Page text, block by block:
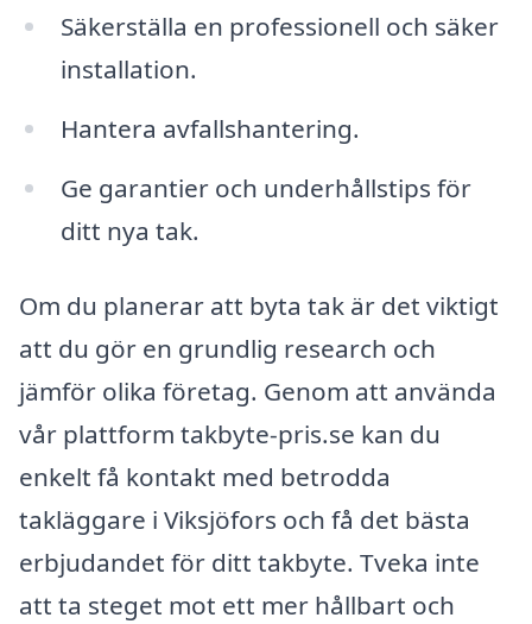
Säkerställa en professionell och säker
installation.
Hantera avfallshantering.
Ge garantier och underhållstips för
ditt nya tak.
Om du planerar att byta tak är det viktigt
att du gör en grundlig research och
jämför olika företag. Genom att använda
vår plattform takbyte-pris.se kan du
enkelt få kontakt med betrodda
takläggare i Viksjöfors och få det bästa
erbjudandet för ditt takbyte. Tveka inte
att ta steget mot ett mer hållbart och